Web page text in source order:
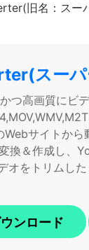
旧名：スー
スーパ
つ高画質にビ
Webサイトか
換＆作成し、
オをトリムし
ンロード